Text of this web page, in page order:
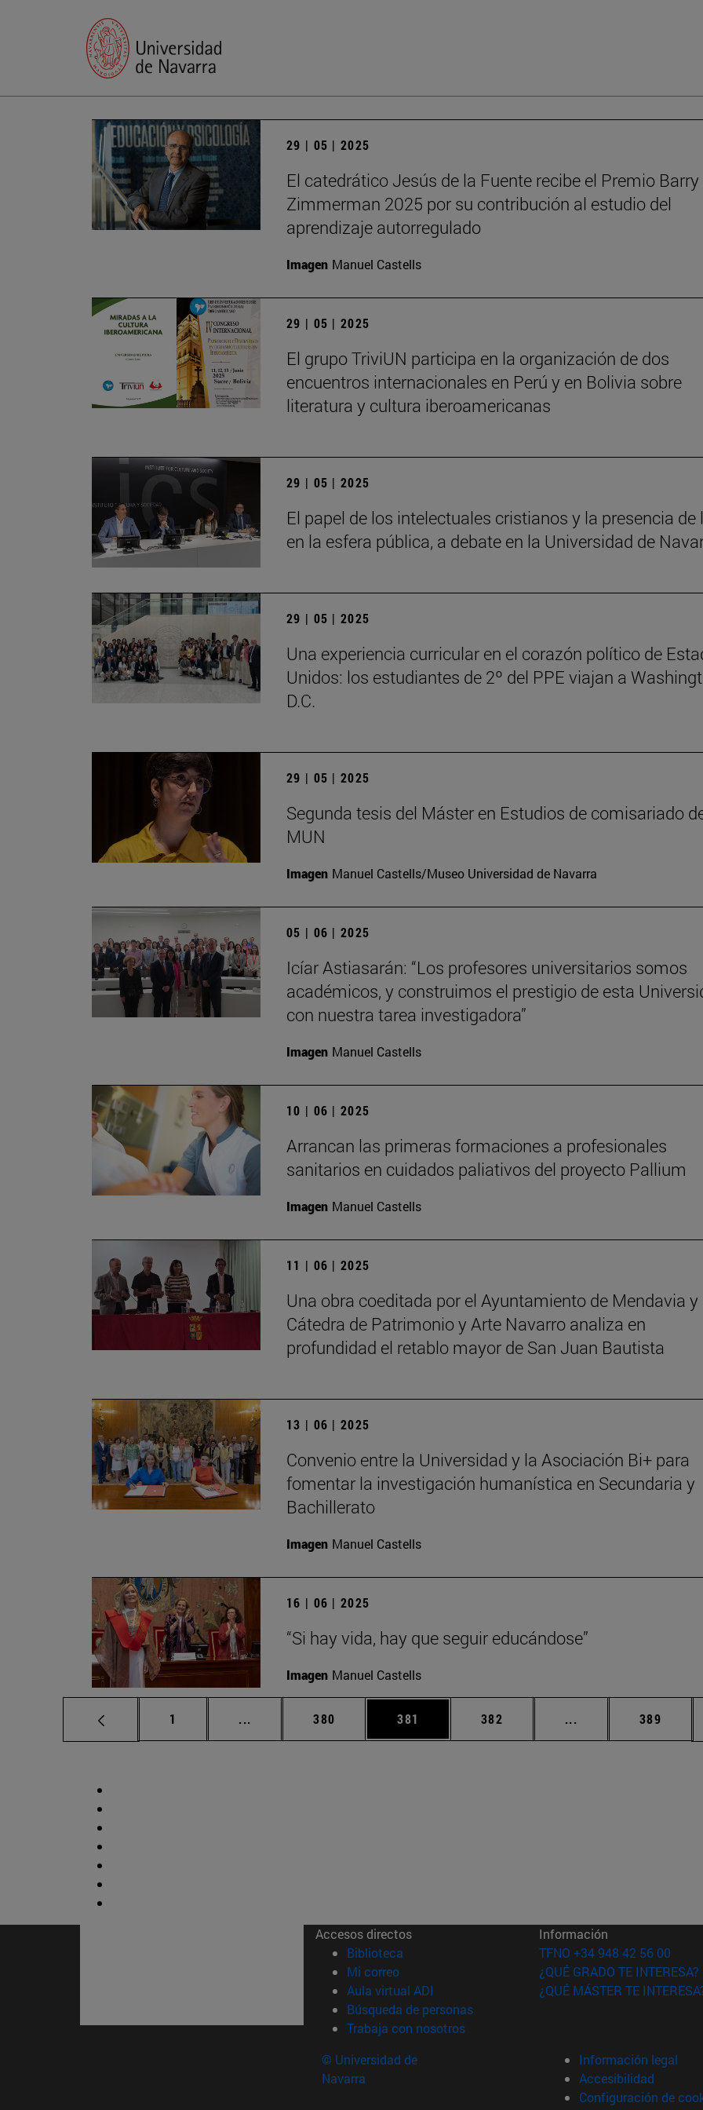
29 | 05 | 2025
El catedrático Jesús de la Fuente recibe el Premio
Zimmerman 2025 por su contribución al estudio del
aprendizaje autorregulado
Imagen Manuel Castells
29 | 05 | 2025
El grupo TriviUN participa en la organización de dos
encuentros internacionales en Perú y en Bolivia sobre
literatura y cultura iberoamericanas
29 | 05 | 2025
El papel de los intelectuales cristianos y la presencia de
en la esfera pública, a debate en la Universidad de
29 | 05 | 2025
Una experiencia curricular en el corazón político de
Unidos: los estudiantes de 2º del PPE viajan a
D.C.
29 | 05 | 2025
Segunda tesis del Máster en Estudios de comisariado
MUN
Imagen Manuel Castells/Museo Universidad de Navarra
05 | 06 | 2025
Icíar Astiasarán: “Los profesores universitarios somos
académicos, y construimos el prestigio de esta
con nuestra tarea investigadora”
Imagen Manuel Castells
10 | 06 | 2025
Arrancan las primeras formaciones a profesionales
sanitarios en cuidados paliativos del proyecto Pallium
Imagen Manuel Castells
11 | 06 | 2025
Una obra coeditada por el Ayuntamiento de Mendavia y
Cátedra de Patrimonio y Arte Navarro analiza en
profundidad el retablo mayor de San Juan Bautista
13 | 06 | 2025
Convenio entre la Universidad y la Asociación Bi+ para
fomentar la investigación humanística en Secundaria y
Bachillerato
Imagen Manuel Castells
16 | 06 | 2025
“Si hay vida, hay que seguir educándose”
Imagen Manuel Castells
Página
1 ... Páginas intermedias Use TAB para desplazarse.
Página
380 Página
381 Página
382 ... Páginas Página
389
Accesos directos
Biblioteca (abre en nueva ventana)
Mi correo(abre en nueva ventana)
Aula virtual ADI (abre en nueva ventana)
Búsqueda de personas(abre en nueva ventana)
Trabaja con nosotros(abre en nueva ventana)
Información
TFNO +34 948 42 56 00
¿QUÉ GRADO TE INTERESA?
¿QUÉ MÁSTER TE
© Universidad de
Navarra
Información legal
Accesibilidad
Configuración de